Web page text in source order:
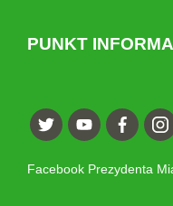
PUNKT
Facebook Prezydenta